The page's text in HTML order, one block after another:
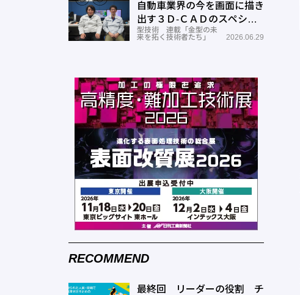
自動車業界の今を画面に描き
出す３Ｄ-ＣＡＤのスペシャ
リストとしての成長と展望ー
型技術 連載「金型の未
来を拓く技術者たち」
2026.06.29
RECOMMEND
最終回 リーダーの役割 チ